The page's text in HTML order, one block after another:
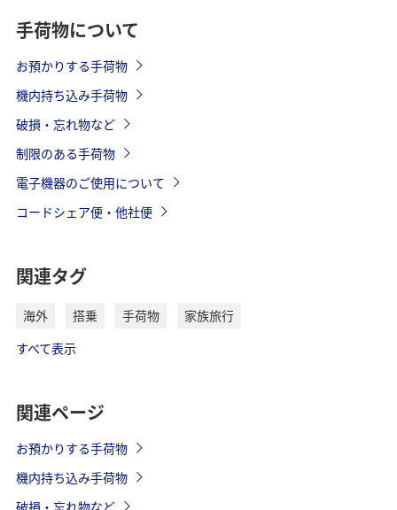
手荷物について
お預かりする手荷物
機内持ち込み手荷物
破損・忘れ物など
制限のある手荷物
電子機器のご使用について
コードシェア便・他社便
関連タグ
海外 搭乗 手荷物
家族旅行
すべて表示
関連ページ
お預かりする手荷物
機内持ち込み手荷物